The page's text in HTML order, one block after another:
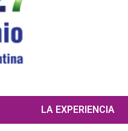
LA EXPERIENCIA